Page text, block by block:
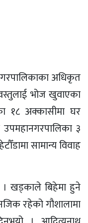
अधिकृत
भोज खुवाएका
१८ अक्कासीमा घर
३
सामान्य विवाह
। खड्काले बिहेमा हुने
रहेको गौशालामा